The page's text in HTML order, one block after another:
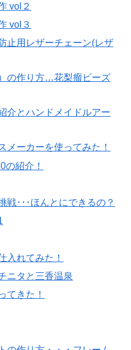
vol２
vol３
止用レザーチェーン(レザ
の作り方…花梨瘤ビーズ
介とハンドメイドルアー
メーカーを使ってみた！
の紹介！
戦･･･ほんとにできるの？
入れてみた！
ニタと三香温泉
てきた！